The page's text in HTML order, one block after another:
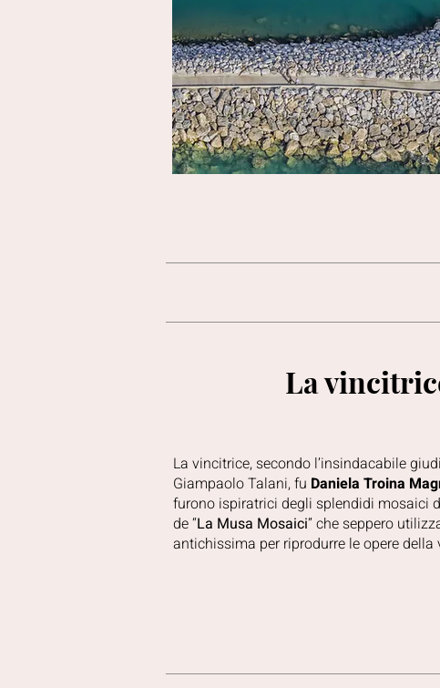
La
La vincitrice, secondo l’insindacabile
Giampaolo Talani, fu Daniela Troina
furono ispiratrici degli splendidi mosaici
de “La Musa Mosaici” che seppero
antichissima per riprodurre le opere della